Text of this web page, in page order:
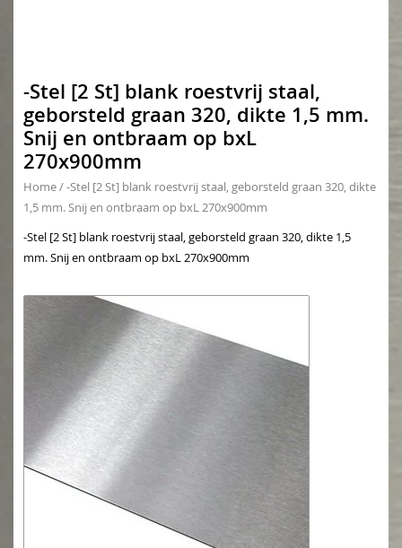
-Stel [2 St] blank roestvrij staal,
geborsteld graan 320, dikte 1,5 mm.
Snij en ontbraam op bxL
270x900mm
Home/-Stel [2 St] blank roestvrij staal, geborsteld graan 320, dikte
1,5 mm. Snij en ontbraam op bxL 270x900mm
-Stel [2 St] blank roestvrij staal, geborsteld graan 320, dikte 1,5
mm. Snij en ontbraam op bxL 270x900mm